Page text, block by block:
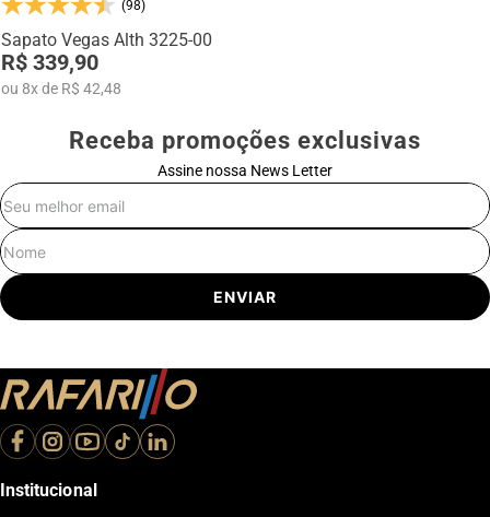
(98)
Sapato Vegas Alth 3225-00
R$ 339,90
ou 8xde R$ 42,48
Receba promoções exclusivas
Assine nossa News Letter
ENVIAR
Institucional